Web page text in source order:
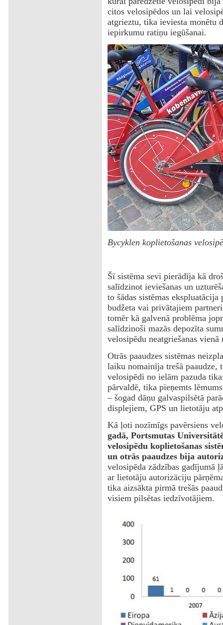
citos velosipēdos un lai
atgrieztu, tika ieviesta monētu
iepirkumu ratiņu iegūšanai.
Bycyklen koplietošanas
Šī sistēma sevi pierādīja kā
salīdzinot ieviešanas un
to šādas sistēmas
budžeta vai privātajiem
tomēr kā galvenā problēma
salīdzinoši mazās depozīta
velosipēdu neatgriešanas vienā
Otrās paaudzes sistēmas
laiku nomainīja trešā paaudze,
velosipēdi no ielām pazuda
pārvaldē, tika pieņemts
– šogad dāņu galvaspilsētā
displejiem, GPS un lietotāju
Kā ļoti nozīmīgs pavērsiens
gadā, Portsmutas
velosipēdu koplietošanas
un otrās paaudzes bija
velosipēda zādzības gadījumā
ar lietotāju autorizāciju
tika aizsākta pirmā trešās
visiem pilsētas iedzīvotājiem.